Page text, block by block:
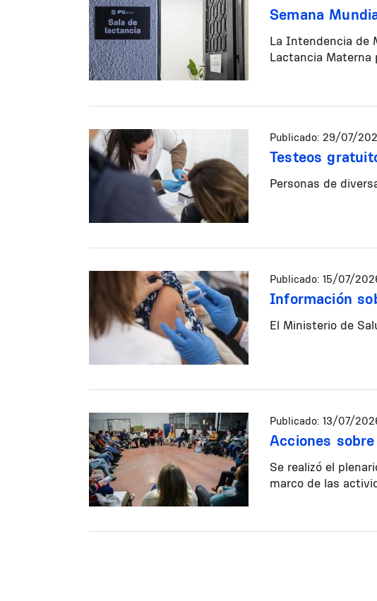
Semana
La Intendencia de
Lactancia Materna
Publicado: 29/07/
Testeos
Personas de
Publicado: 15/07/
Información
El Ministerio de
Publicado: 13/07/
Acciones
Se realizó el
marco de las